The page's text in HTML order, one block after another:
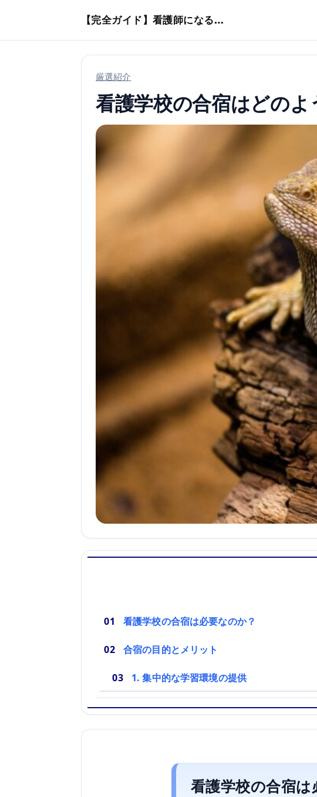
【完全ガイド】看護師になるまでのステップ＆スケジュール
厳選紹介
看護学校の合宿はどの
看護学校の合宿は必要なのか？
合宿の目的とメリット
1. 集中的な学習環境の提供
看護学校の合宿は